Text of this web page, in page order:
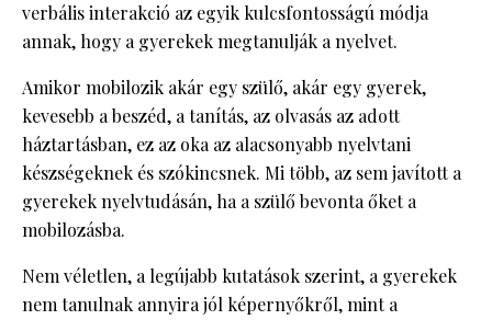
verbális interakció az egyik kulcsfontosságú módja
annak, hogy a gyerekek megtanulják a nyelvet.
Amikor mobilozik akár egy szülő, akár egy gyerek,
kevesebb a beszéd, a tanítás, az olvasás az adott
háztartásban, ez az oka az alacsonyabb nyelvtani
készségeknek és szókincsnek. Mi több, az sem javított a
gyerekek nyelvtudásán, ha a szülő bevonta őket a
mobilozásba.
Nem véletlen, a legújabb kutatások szerint, a gyerekek
nem tanulnak annyira jól képernyőkről, mint a